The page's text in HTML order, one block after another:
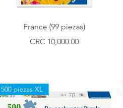
Vista rápida
France (99 piezas)
Precio
CRC 10,000.00
500 piezas XL